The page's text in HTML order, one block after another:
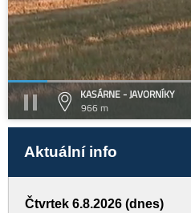
KASÁRNE - JAVORNÍKY
966 m
Aktuální info
Čtvrtek 6.8.2026 (dnes)